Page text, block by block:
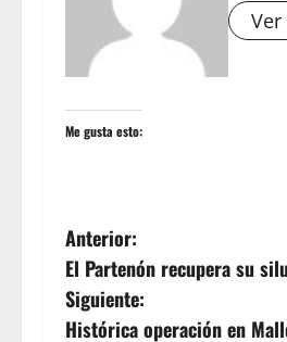
Me gusta esto:
N
a
Anterior:
El Partenón recupera su
Siguiente:
Histórica operación en